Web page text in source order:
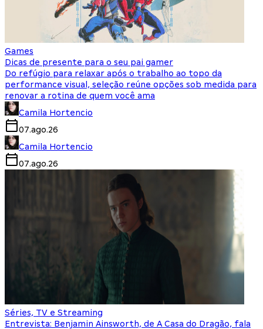
Games
Dicas de presente para o seu pai gamer
Do refúgio para relaxar após o trabalho ao topo da
performance visual, seleção reúne opções sob medida para
renovar a rotina de quem você ama
Camila Hortencio
07.ago.26
Camila Hortencio
07.ago.26
Séries, TV e Streaming
Entrevista: Benjamin Ainsworth, de A Casa do Dragão, fala